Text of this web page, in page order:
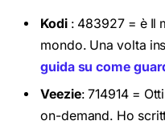
Kodi: 483927 = è Il
mondo. Una volta
guida su come
Veezie: 714914 =
on-demand. Ho